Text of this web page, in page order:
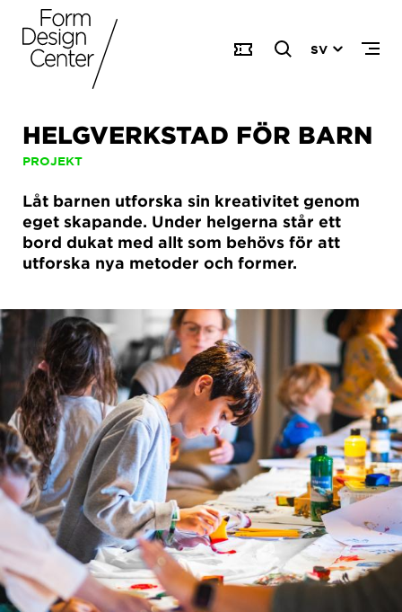
SV
HELGVERKSTAD FÖR BARN
PROJEKT
Låt barnen utforska sin kreativitet genom
eget skapande. Under helgerna står ett
bord dukat med allt som behövs för att
utforska nya metoder och former.